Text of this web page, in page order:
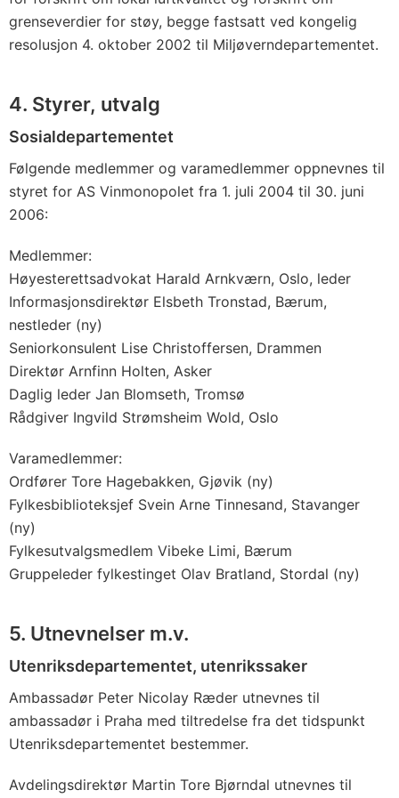
grenseverdier for støy, begge fastsatt ved kongelig
resolusjon 4. oktober 2002 til Miljøverndepartementet.
4. Styrer, utvalg
Sosialdepartementet
Følgende medlemmer og varamedlemmer oppnevnes til
styret for AS Vinmonopolet fra 1. juli 2004 til 30. juni
2006:
Medlemmer:
Høyesterettsadvokat Harald Arnkværn, Oslo, leder
Informasjonsdirektør Elsbeth Tronstad, Bærum,
nestleder (ny)
Seniorkonsulent Lise Christoffersen, Drammen
Direktør Arnfinn Holten, Asker
Daglig leder Jan Blomseth, Tromsø
Rådgiver Ingvild Strømsheim Wold, Oslo
Varamedlemmer:
Ordfører Tore Hagebakken, Gjøvik (ny)
Fylkesbiblioteksjef Svein Arne Tinnesand, Stavanger
(ny)
Fylkesutvalgsmedlem Vibeke Limi, Bærum
Gruppeleder fylkestinget Olav Bratland, Stordal (ny)
5. Utnevnelser m.v.
Utenriksdepartementet, utenrikssaker
Ambassadør Peter Nicolay Ræder utnevnes til
ambassadør i Praha med tiltredelse fra det tidspunkt
Utenriksdepartementet bestemmer.
Avdelingsdirektør Martin Tore Bjørndal utnevnes til